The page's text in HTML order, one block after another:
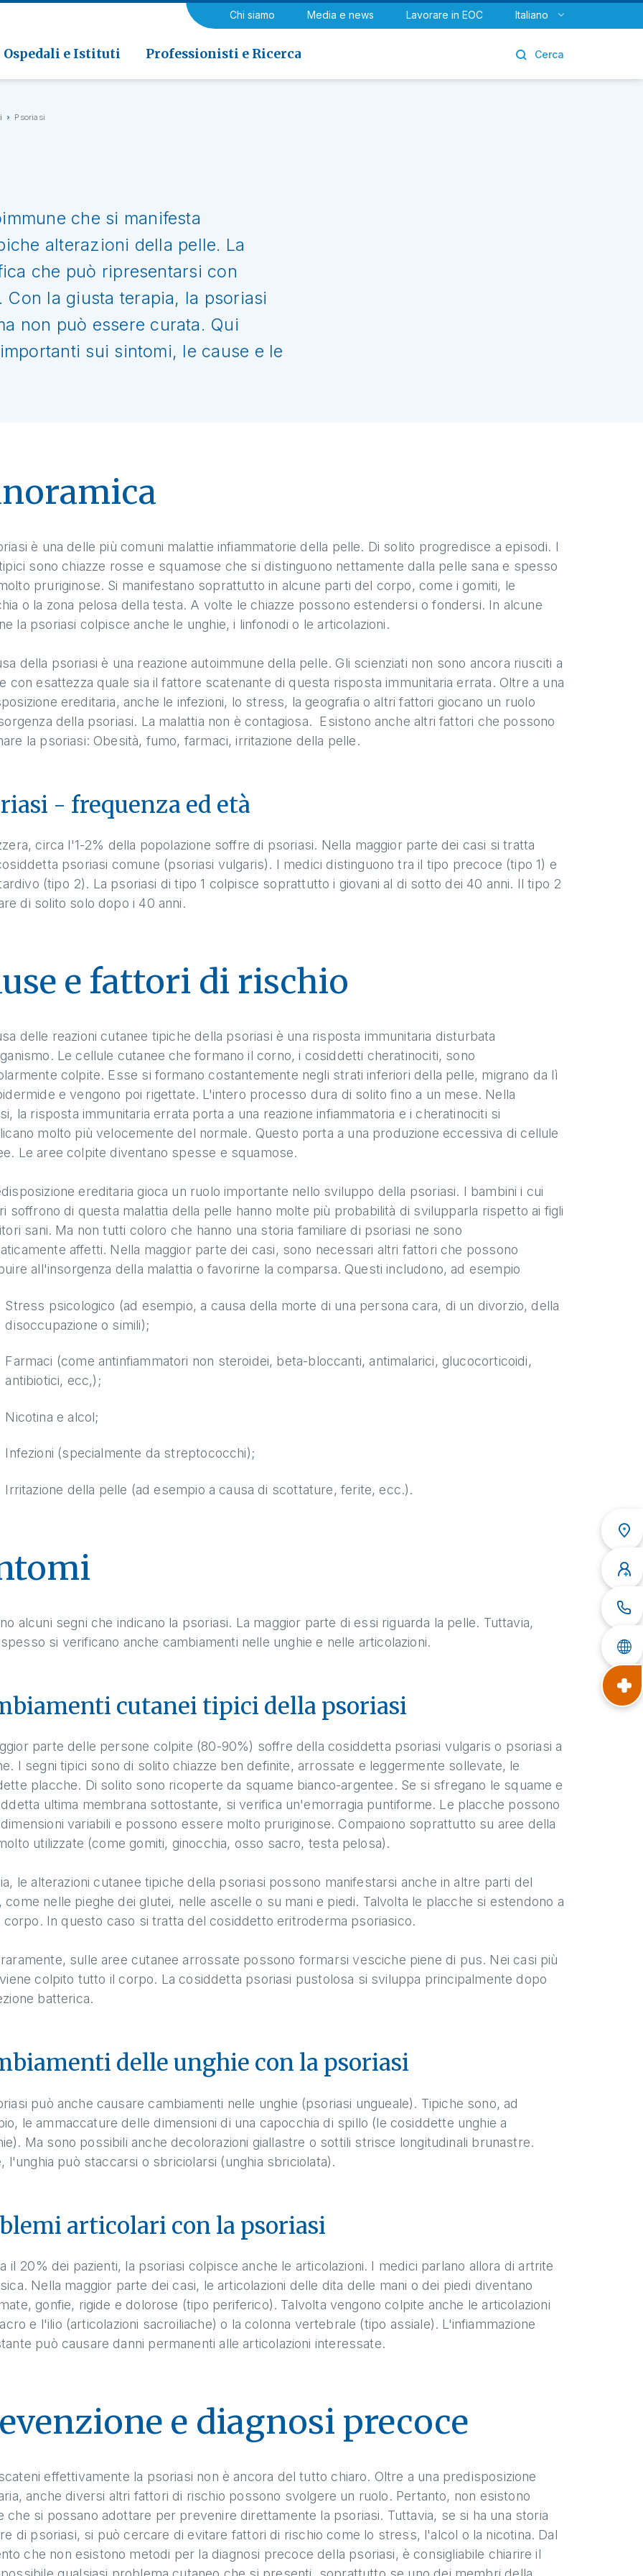
Chi siamo Media e news Lavorare in EOC Italiano
Ospedali e Istituti Professionisti e Ricerca Cerca
Medicina riabilitativa
Neurologia e Neurochirurgia Urologia
Riabilitazione EOC, Novaggio
Psoriasi
che si manifesta
alterazioni della pelle. La
che può ripresentarsi con
la giusta terapia, la psoriasi
non può essere curata. Qui
sui sintomi, le cause e le
è una delle più comuni malattie infiammatorie della pelle. Di solito progredisce a episodi. I
sono chiazze rosse e squamose che si distinguono nettamente dalla pelle sana e spesso
pruriginose. Si manifestano soprattutto in alcune parti del corpo, come i gomiti, le
o la zona pelosa della testa. A volte le chiazze possono estendersi o fondersi. In alcune
la psoriasi colpisce anche le unghie, i linfonodi o le articolazioni.
della psoriasi è una reazione autoimmune della pelle. Gli scienziati non sono ancora riusciti a
con esattezza quale sia il fattore scatenante di questa risposta immunitaria errata. Oltre a una
ereditaria, anche le infezioni, lo stress, la geografia o altri fattori giocano un ruolo
della psoriasi. La malattia non è contagiosa. Esistono anche altri fattori che possono
la psoriasi: Obesità, fumo, farmaci, irritazione della pelle.
- frequenza ed età
circa l'1-2% della popolazione soffre di psoriasi. Nella maggior parte dei casi si tratta
psoriasi comune (psoriasi vulgaris). I medici distinguono tra il tipo precoce (tipo 1) e
(tipo 2). La psoriasi di tipo 1 colpisce soprattutto i giovani al di sotto dei 40 anni. Il tipo 2
di solito solo dopo i 40 anni.
e fattori di rischio
delle reazioni cutanee tipiche della psoriasi è una risposta immunitaria disturbata
Le cellule cutanee che formano il corno, i cosiddetti cheratinociti, sono
colpite. Esse si formano costantemente negli strati inferiori della pelle, migrano da lì
e vengono poi rigettate. L'intero processo dura di solito fino a un mese. Nella
la risposta immunitaria errata porta a una reazione infiammatoria e i cheratinociti si
molto più velocemente del normale. Questo porta a una produzione eccessiva di cellule
Le aree colpite diventano spesse e squamose.
ereditaria gioca un ruolo importante nello sviluppo della psoriasi. I bambini i cui
soffrono di questa malattia della pelle hanno molte più probabilità di svilupparla rispetto ai figli
sani. Ma non tutti coloro che hanno una storia familiare di psoriasi ne sono
affetti. Nella maggior parte dei casi, sono necessari altri fattori che possono
all'insorgenza della malattia o favorirne la comparsa. Questi includono, ad esempio
Stress psicologico (ad esempio, a causa della morte di una persona cara, di un divorzio, della
disoccupazione o simili);
Farmaci (come antinfiammatori non steroidei, beta-bloccanti, antimalarici, glucocorticoidi,
antibiotici, ecc,);
Nicotina e alcol;
Infezioni (specialmente da streptococchi);
Irritazione della pelle (ad esempio a causa di scottature, ferite, ecc.).
alcuni segni che indicano la psoriasi. La maggior parte di essi riguarda la pelle. Tuttavia,
si verificano anche cambiamenti nelle unghie e nelle articolazioni.
cutanei tipici della psoriasi
parte delle persone colpite (80-90%) soffre della cosiddetta psoriasi vulgaris o psoriasi a
I segni tipici sono di solito chiazze ben definite, arrossate e leggermente sollevate, le
placche. Di solito sono ricoperte da squame bianco-argentee. Se si sfregano le squame e
ultima membrana sottostante, si verifica un'emorragia puntiforme. Le placche possono
variabili e possono essere molto pruriginose. Compaiono soprattutto su aree della
utilizzate (come gomiti, ginocchia, osso sacro, testa pelosa).
le alterazioni cutanee tipiche della psoriasi possono manifestarsi anche in altre parti del
come nelle pieghe dei glutei, nelle ascelle o su mani e piedi. Talvolta le placche si estendono a
corpo. In questo caso si tratta del cosiddetto eritroderma psoriasico.
sulle aree cutanee arrossate possono formarsi vesciche piene di pus. Nei casi più
colpito tutto il corpo. La cosiddetta psoriasi pustolosa si sviluppa principalmente dopo
batterica.
delle unghie con la psoriasi
può anche causare cambiamenti nelle unghie (psoriasi ungueale). Tipiche sono, ad
le ammaccature delle dimensioni di una capocchia di spillo (le cosiddette unghie a
Ma sono possibili anche decolorazioni giallastre o sottili strisce longitudinali brunastre.
l'unghia può staccarsi o sbriciolarsi (unghia sbriciolata).
articolari con la psoriasi
il 20% dei pazienti, la psoriasi colpisce anche le articolazioni. I medici parlano allora di artrite
Nella maggior parte dei casi, le articolazioni delle dita delle mani o dei piedi diventano
gonfie, rigide e dolorose (tipo periferico). Talvolta vengono colpite anche le articolazioni
e l'ilio (articolazioni sacroiliache) o la colonna vertebrale (tipo assiale). L'infiammazione
può causare danni permanenti alle articolazioni interessate.
e diagnosi precoce
effettivamente la psoriasi non è ancora del tutto chiaro. Oltre a una predisposizione
anche diversi altri fattori di rischio possono svolgere un ruolo. Pertanto, non esistono
che si possano adottare per prevenire direttamente la psoriasi. Tuttavia, se si ha una storia
di psoriasi, si può cercare di evitare fattori di rischio come lo stress, l'alcol o la nicotina. Dal
che non esistono metodi per la diagnosi precoce della psoriasi, è consigliabile chiarire il